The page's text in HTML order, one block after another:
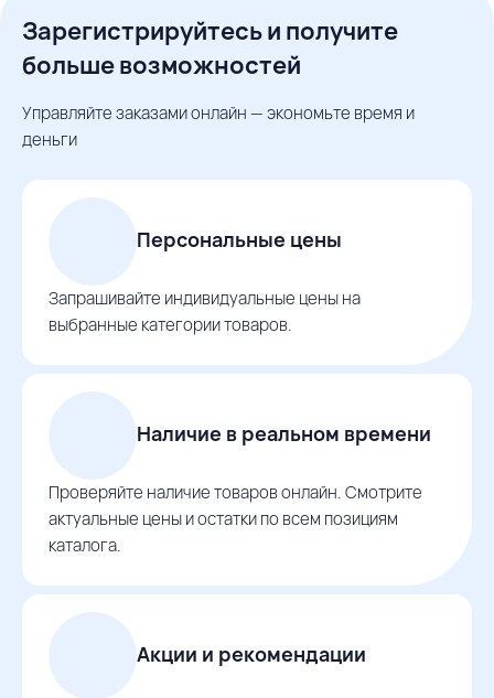
Зарегистрируйтесь и получите
больше возможностей
Управляйте заказами онлайн — экономьте время и
деньги
Персональные цены
Запрашивайте индивидуальные цены на
выбранные категории товаров.
Наличие в реальном времени
Проверяйте наличие товаров онлайн. Смотрите
актуальные цены и остатки по всем позициям
каталога.
Акции и рекомендации